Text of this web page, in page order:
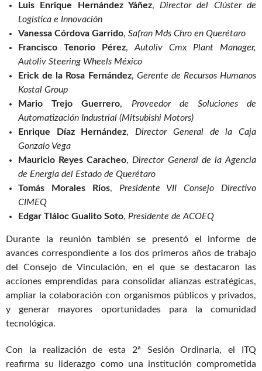
Luis Enrique Hernández Yáñez,Director del Clúster de
Logística e Innovación
Vanessa Córdova Garrido, Safran Mds Chro en Querétaro
Francisco Tenorio Pérez,Autoliv Cmx Plant Manager,
Autoliv Steering Wheels México
Erick de la Rosa Fernández, Gerente de Recursos Humanos
Kostal Group
Mario Trejo Guerrero, Proveedor de Soluciones de
Automatización Industrial (Mitsubishi Motors)
Enrique Díaz Hernández, Director General de la Caja
Gonzalo Vega
Mauricio Reyes Caracheo,Director General de la Agencia
de Energía del Estado de Querétaro
Tomás Morales Ríos, Presidente VII Consejo Directivo
CIMEQ
Edgar Tláloc Gualito Soto, Presidente de ACOEQ
Durante la reunión también se presentó el informe de
avances correspondiente a los dos primeros años de trabajo
del Consejo de Vinculación, en el que se destacaron las
acciones emprendidas para consolidar alianzas estratégicas,
ampliar la colaboración con organismos públicos y privados,
y generar mayores oportunidades para la comunidad
tecnológica.
Con la realización de esta 2ª Sesión Ordinaria, el ITQ
reafirma su liderazgo como una institución comprometida